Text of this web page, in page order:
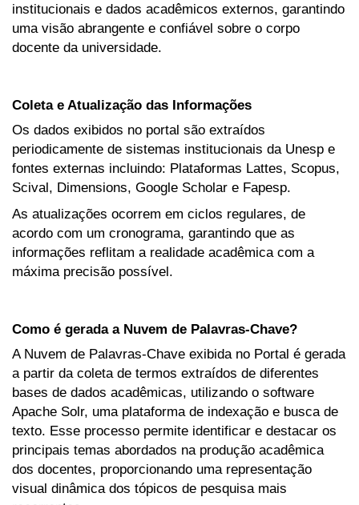
institucionais e dados acadêmicos externos, garantindo
uma visão abrangente e confiável sobre o corpo
docente da universidade.
Coleta e Atualização das Informações
Os dados exibidos no portal são extraídos
periodicamente de sistemas institucionais da Unesp e
fontes externas incluindo: Plataformas Lattes, Scopus,
Scival, Dimensions, Google Scholar e Fapesp.
As atualizações ocorrem em ciclos regulares, de
acordo com um cronograma, garantindo que as
informações reflitam a realidade acadêmica com a
máxima precisão possível.
Como é gerada a Nuvem de Palavras-Chave?
A Nuvem de Palavras-Chave exibida no Portal é gerada
a partir da coleta de termos extraídos de diferentes
bases de dados acadêmicas, utilizando o software
Apache Solr, uma plataforma de indexação e busca de
texto. Esse processo permite identificar e destacar os
principais temas abordados na produção acadêmica
dos docentes, proporcionando uma representação
visual dinâmica dos tópicos de pesquisa mais